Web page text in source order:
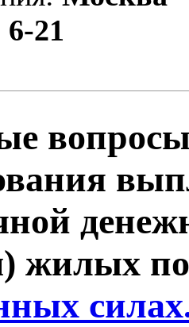
6-21
жилых